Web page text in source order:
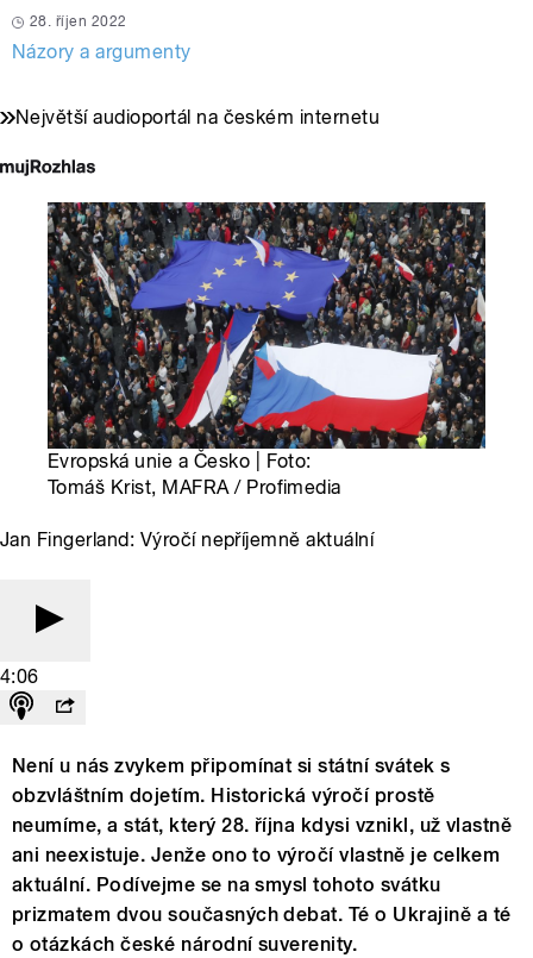
28. říjen 2022
Názory a argumenty
Největší audioportál na českém internetu
Evropská unie a Česko | Foto:
Tomáš Krist, MAFRA / Profimedia
Jan Fingerland: Výročí nepříjemně aktuální
4:06
Není u nás zvykem připomínat si státní svátek s
obzvláštním dojetím. Historická výročí prostě
neumíme, a stát, který 28. října kdysi vznikl, už vlastně
ani neexistuje. Jenže ono to výročí vlastně je celkem
aktuální. Podívejme se na smysl tohoto svátku
prizmatem dvou současných debat. Té o Ukrajině a té
o otázkách české národní suverenity.